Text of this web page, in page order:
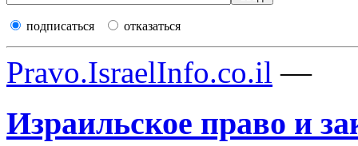
подписаться отказаться
Pravo.IsraelInfo.co.il —
Израильское право и